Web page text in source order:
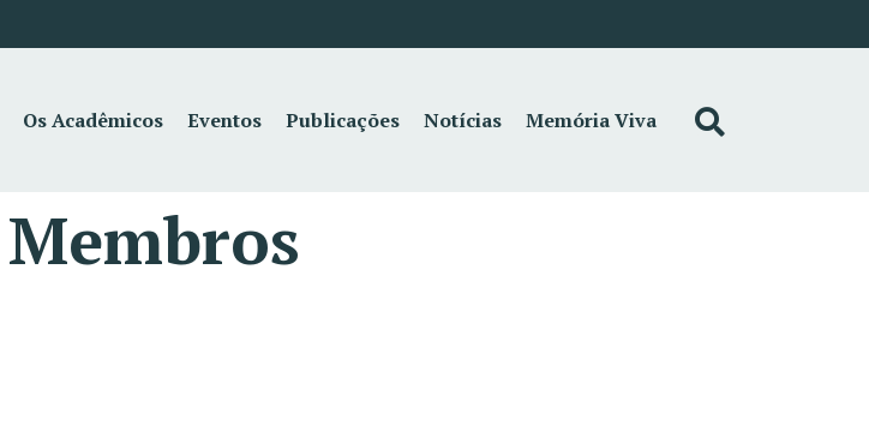
Os Acadêmicos Eventos Publicações Notícias Memória Viva
Membros